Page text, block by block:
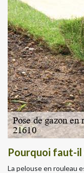
Pourquoi faut-il
La pelouse en rouleau